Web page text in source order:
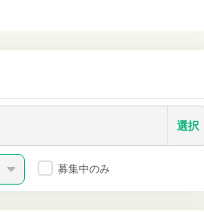
選択
募集中のみ